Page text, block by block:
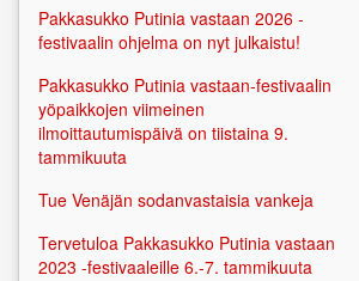
Pakkasukko Putinia vastaan 2026 -
festivaalin ohjelma on nyt julkaistu!
Pakkasukko Putinia vastaan-festivaalin
yöpaikkojen viimeinen
ilmoittautumispäivä on tiistaina 9.
tammikuuta
Tue Venäjän sodanvastaisia vankeja
Tervetuloa Pakkasukko Putinia vastaan
2023 -festivaaleille 6.-7. tammikuuta